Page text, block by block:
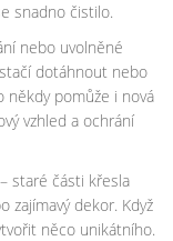
snadno čistilo.
nebo uvolněné
dotáhnout nebo
někdy pomůže i nová
vzhled a ochrání
staré části křesla
zajímavý dekor. Když
něco unikátního.